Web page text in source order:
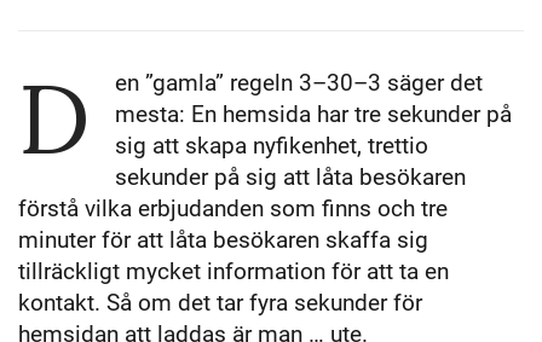
D
en ”gamla” regeln 3–30–3 säger det
mesta: En hemsida har tre sekunder på
sig att skapa nyfikenhet, trettio
sekunder på sig att låta besökaren
förstå vilka erbjudanden som finns och tre
minuter för att låta besökaren skaffa sig
tillräckligt mycket information för att ta en
kontakt. Så om det tar fyra sekunder för
hemsidan att laddas är man … ute.